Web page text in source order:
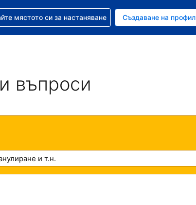
- Евро
- Български
ви
мястото си за настаняване Създаване на профил
въпроси